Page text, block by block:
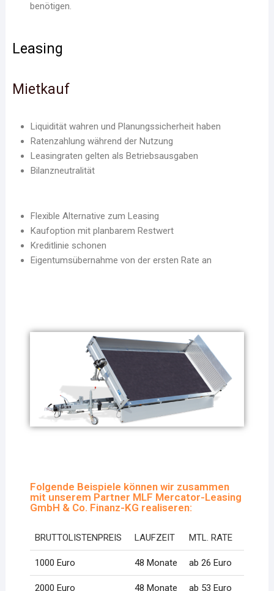
benötigen.
Leasing
Mietkauf
Liquidität wahren und Planungssicherheit haben
Ratenzahlung während der Nutzung
Leasingraten gelten als Betriebsausgaben
Bilanzneutralität
Flexible Alternative zum Leasing
Kaufoption mit planbarem Restwert
Kreditlinie schonen
Eigentumsübernahme von der ersten Rate an
Folgende Beispiele können wir zusammen
mit unserem Partner MLF Mercator-Leasing
GmbH & Co. Finanz-KG realiseren:
BRUTTOLISTENPREIS LAUFZEIT MTL. RATE
1000 Euro 48 Monate ab 26 Euro
2000 Euro 48 Monate ab 53 Euro